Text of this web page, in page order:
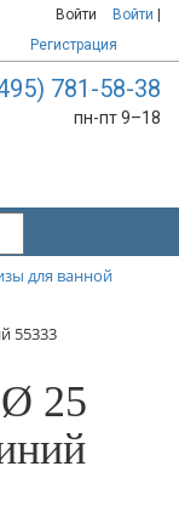
Войти Войти
Регистрация
781-58-38
пн-пт 9–18
для ванной
55333
25